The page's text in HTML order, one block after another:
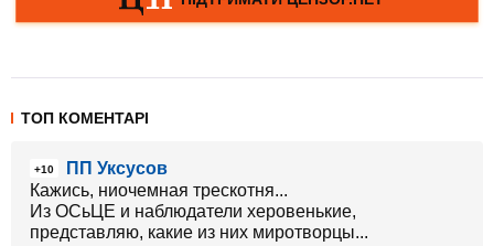
ТОП КОМЕНТАРІ
+10
ПП Уксусов
Кажись, ниочемная трескотня...
Из ОСьЦЕ и наблюдатели херовенькие,
представляю, какие из них миротворцы...